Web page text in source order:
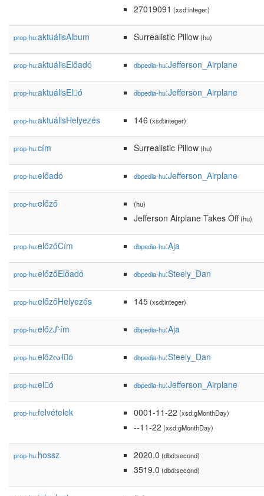
27019091 (xsd:integer)
prop-hu:aktuálisAlbum Surrealistic Pillow(hu)
prop-hu:aktuálisElőadó dbpedia-hu:Jefferson_Airplane
prop-hu:aktuálisEl𕆭ó dbpedia-hu:Jefferson_Airplane
prop-hu:aktuálisHelyezés 146 (xsd:integer)
prop-hu:cím Surrealistic Pillow(hu)
prop-hu:előadó dbpedia-hu:Jefferson_Airplane
prop-hu:előző (hu)
Jefferson Airplane Takes Off(hu)
prop-hu:előzőCím dbpedia-hu:Aja
prop-hu:előzőElőadó dbpedia-hu:Steely_Dan
prop-hu:előzőHelyezés 145(xsd:integer)
prop-hu:előzᔜím dbpedia-hu:Aja
prop-hu:előzᔞl𕆭ó dbpedia-hu:Steely_Dan
prop-hu:el𕆭ó dbpedia-hu:Jefferson_Airplane
prop-hu:felvételek 0001-11-22 (xsd:gMonthDay)
--11-22 (xsd:gMonthDay)
prop-hu:hossz 2020.0 (dbd:second)
3519.0 (dbd:second)